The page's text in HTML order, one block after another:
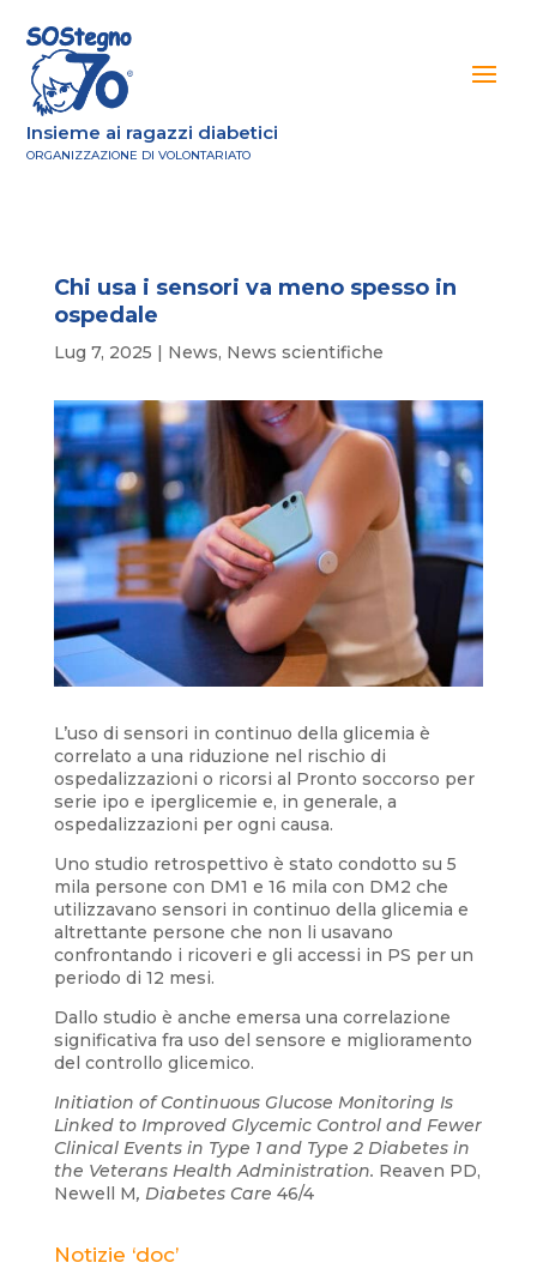
Insieme ai ragazzi diabetici
ORGANIZZAZIONE DI VOLONTARIATO
Chi usa i sensori va meno spesso in
ospedale
Lug 7, 2025 | News, News scientifiche
L’uso di sensori in continuo della glicemia è
correlato a una riduzione nel rischio di
ospedalizzazioni o ricorsi al Pronto soccorso per
serie ipo e iperglicemie e, in generale, a
ospedalizzazioni per ogni causa.
Uno studio retrospettivo è stato condotto su 5
mila persone con DM1 e 16 mila con DM2 che
utilizzavano sensori in continuo della glicemia e
altrettante persone che non li usavano
confrontando i ricoveri e gli accessi in PS per un
periodo di 12 mesi.
Dallo studio è anche emersa una correlazione
significativa fra uso del sensore e miglioramento
del controllo glicemico.
Initiation of Continuous Glucose Monitoring Is
Linked to Improved Glycemic Control and Fewer
Clinical Events in Type 1 and Type 2 Diabetes in
the Veterans Health Administration. Reaven PD,
Newell M, Diabetes Care 46/4
Notizie ‘doc’